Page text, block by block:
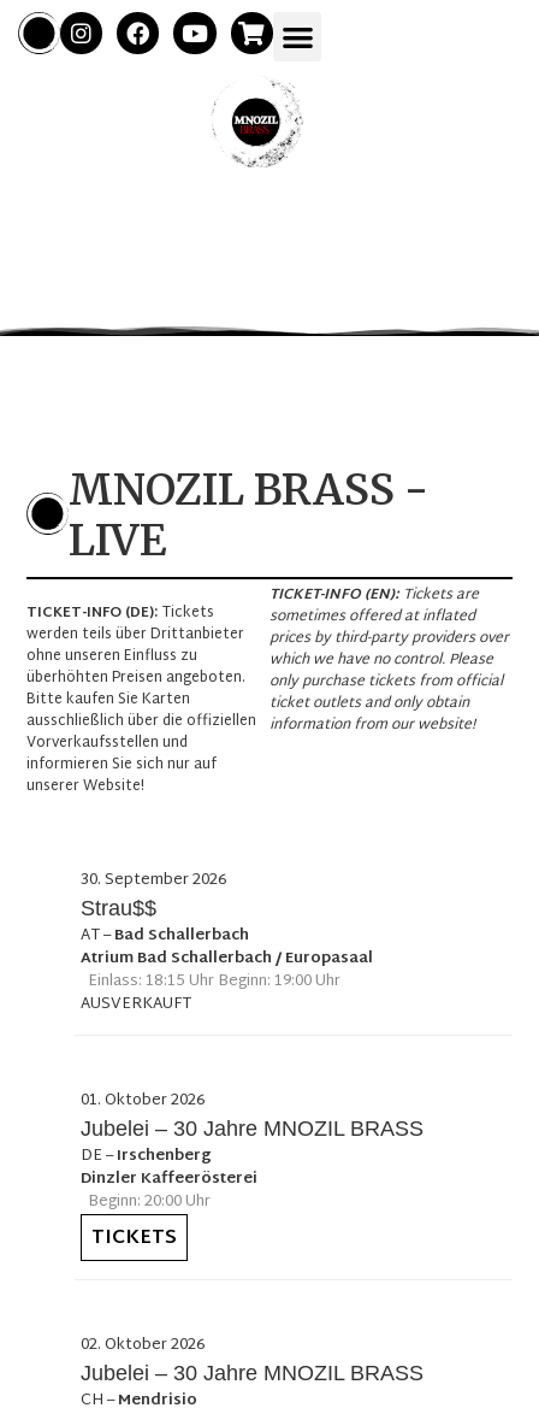
MNOZIL BRASS -
LIVE
TICKET-INFO (DE):Tickets
werden teils über Drittanbieter
ohne unseren Einfluss zu
überhöhten Preisen angeboten.
Bitte kaufen Sie Karten
ausschließlich über die offiziellen
Vorverkaufsstellen und
informieren Sie sich nur auf
unserer Website!
TICKET-INFO (EN):Tickets are
sometimes offered at inflated
prices by third-party providers over
which we have no control. Please
only purchase tickets from official
ticket outlets and only obtain
information from our website!
30. September 2026
Strau$$
AT–Bad Schallerbach
Atrium Bad Schallerbach / Europasaal
Einlass: 18:15 Uhr Beginn: 19:00 Uhr
AUSVERKAUFT
01. Oktober 2026
Jubelei – 30 Jahre MNOZIL BRASS
DE–Irschenberg
Dinzler Kaffeerösterei
Beginn: 20:00 Uhr
TICKETS
02. Oktober 2026
Jubelei – 30 Jahre MNOZIL BRASS
CH–Mendrisio